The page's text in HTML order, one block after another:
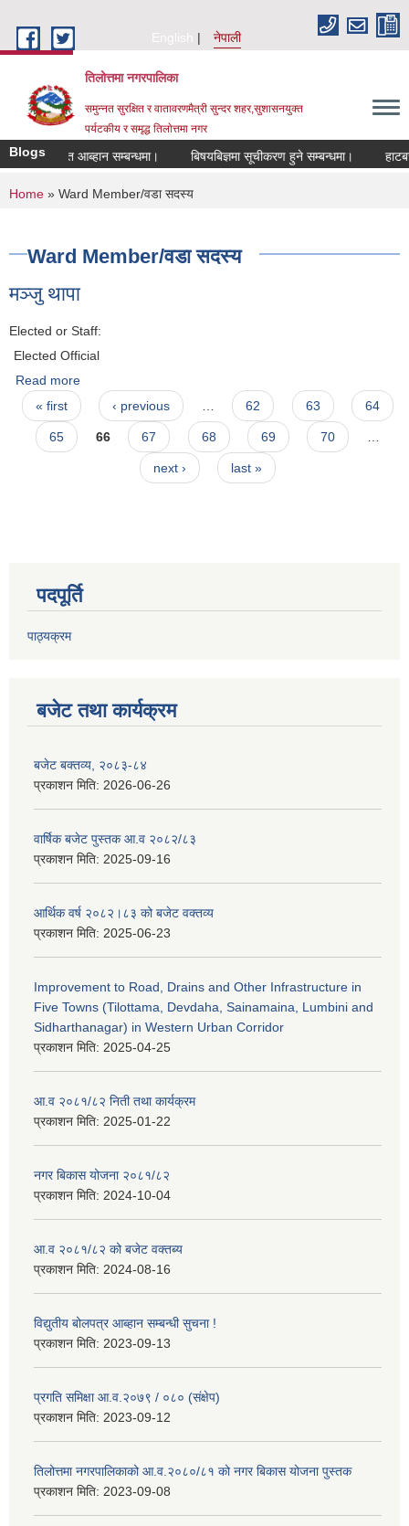
English
नेपाली
तिलोत्तमा नगरपालिका
समुन्नत सुरक्षित र वातावरणमैत्री सुन्दर शहर,सुशासनयुक्त
पर्यटकीय र समृद्ध तिलाेत्तमा नगर
Blogs
दरखास्त आब्हान सम्बन्धमा। बिषयबिज्ञमा सूचीकरण हुने सम्बन्धमा। हाटबजार
You are here
Home » Ward Member/वडा सदस्य
Ward Member/वडा सदस्य
मञ्जु थापा
Elected or Staff:
Elected Official
Read more
Pages
« first ‹ previous … 62 63 64
65 66 67 68 69 70 …
next › last »
पदपूर्ति
पाठ्यक्रम
बजेट तथा कार्यक्रम
बजेट बक्तव्य, २०८३-८४
प्रकाशन मिति: 2026-06-26
वार्षिक बजेट पुस्तक आ.व २०८२/८३
प्रकाशन मिति: 2025-09-16
आर्थिक वर्ष २०८२।८३ को बजेट वक्तव्य
प्रकाशन मिति: 2025-06-23
Improvement to Road, Drains and Other Infrastructure in
Five Towns (Tilottama, Devdaha, Sainamaina, Lumbini and
Sidharthanagar) in Western Urban Corridor
प्रकाशन मिति: 2025-04-25
आ.व २०८१/८२ निती तथा कार्यक्रम
प्रकाशन मिति: 2025-01-22
नगर बिकास योजना २०८१/८२
प्रकाशन मिति: 2024-10-04
आ.व २०८१/८२ को बजेट वक्तब्य
प्रकाशन मिति: 2024-08-16
विद्युतीय बोलपत्र आब्हान सम्बन्धी सुचना !
प्रकाशन मिति: 2023-09-13
प्रगति समिक्षा आ.व.२०७९ / ०८० (संक्षेप)
प्रकाशन मिति: 2023-09-12
तिलोत्तमा नगरपालिकाको आ.व.२०८०/८१ को नगर बिकास योजना पुस्तक
प्रकाशन मिति: 2023-09-08